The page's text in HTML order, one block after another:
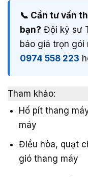
📞 Cần tư vấn
bạn? Đội kỹ sư
báo giá trọn gói
0974 558 223
Tham khảo:
Hố pít thang
máy
Điều hòa, quạt
gió thang máy